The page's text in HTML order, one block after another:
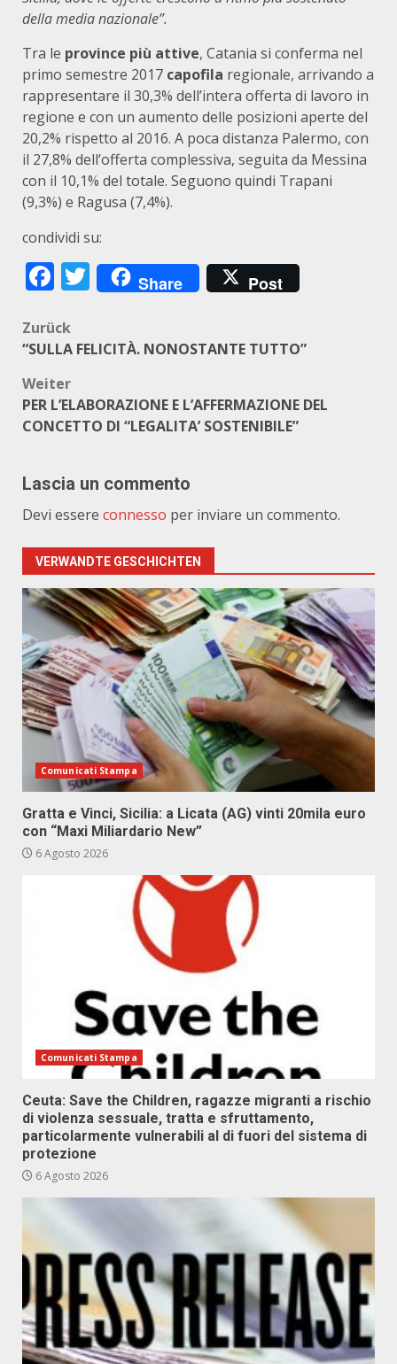
della media nazionale”.
Tra le province più attive, Catania si conferma nel
primo semestre 2017 capofila regionale, arrivando a
rappresentare il 30,3% dell’intera offerta di lavoro in
regione e con un aumento delle posizioni aperte del
20,2% rispetto al 2016. A poca distanza Palermo, con
il 27,8% dell’offerta complessiva, seguita da Messina
con il 10,1% del totale. Seguono quindi Trapani
(9,3%) e Ragusa (7,4%).
condividi su:
Facebook
Twitter
Share Post
Beitragsnavigation
Zurück
“SULLA FELICITÀ. NONOSTANTE TUTTO”
Weiter
PER L’ELABORAZIONE E L’AFFERMAZIONE DEL
CONCETTO DI “LEGALITA’ SOSTENIBILE”
Lascia un commento
Devi essere connesso per inviare un commento.
VERWANDTE GESCHICHTEN
Comunicati Stampa
Gratta e Vinci, Sicilia: a Licata (AG) vinti 20mila euro
con “Maxi Miliardario New”
6 Agosto 2026
Comunicati Stampa
Ceuta: Save the Children, ragazze migranti a rischio
di violenza sessuale, tratta e sfruttamento,
particolarmente vulnerabili al di fuori del sistema di
protezione
6 Agosto 2026